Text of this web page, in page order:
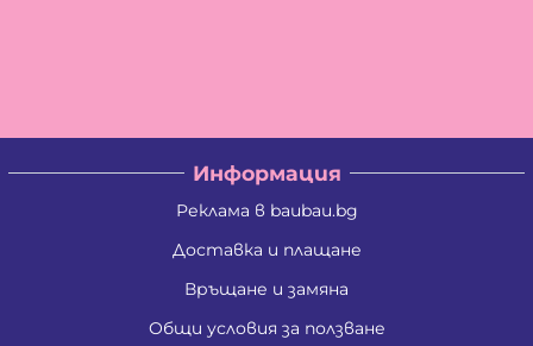
Информация
Реклама в baubau.bg
Доставка и плащане
Връщане и замяна
Общи условия за ползване